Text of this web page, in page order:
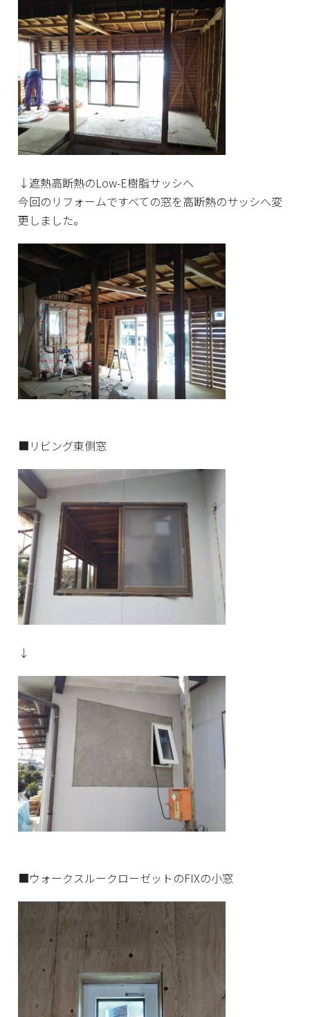
↓遮熱高断熱のLow-E樹脂サッシへ
今回のリフォームですべての窓を高断熱のサッシへ変
更しました。
■リビング東側窓
↓
■ウォークスルークローゼットのFIXの小窓